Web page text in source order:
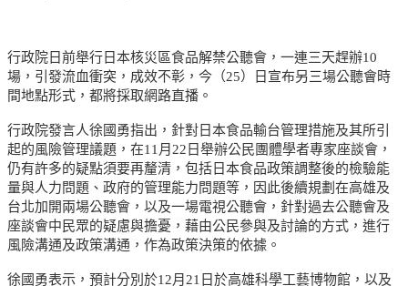
行政院日前舉行日本核災區食品解禁公聽會，一連三天趕辦10
場，引發流血衝突，成效不彰，今（25）日宣布另三場公聽會時
間地點形式，都將採取網路直播。
行政院發言人徐國勇指出，針對日本食品輸台管理措施及其所引
起的風險管理議題，在11月22日舉辦公民團體學者專家座談會，
仍有許多的疑點須要再釐清，包括日本食品政策調整後的檢驗能
量與人力問題、政府的管理能力問題等，因此後續規劃在高雄及
台北加開兩場公聽會，以及一場電視公聽會，針對過去公聽會及
座談會中民眾的疑慮與擔憂，藉由公民參與及討論的方式，進行
風險溝通及政策溝通，作為政策決策的依據。
徐國勇表示，預計分別於12月21日於高雄科學工藝博物館，以及